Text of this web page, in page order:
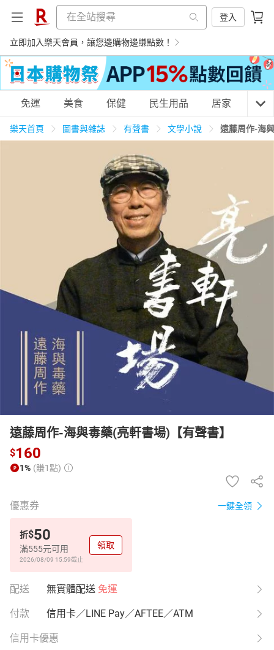
登入
立即加入樂天會員，讓您邊購物邊賺點數！
購物網分類
美食蛋糕 養生保健
3C家電 運動休閒 親子玩具
男裝 化妝保養 情趣用品
電子/紙本書
HOT
免運 美食 保健 民生用品 居家 3C
樂天首頁 圖書與雜誌 有聲書 文學小說 遠藤周作-海
遠藤周作-海與毒藥(亮軒書場)【有聲書】
$160
1% (賺1點)
優惠券 一鍵全領
折$50
滿555元可用
2026/08/09 15:59截止
領取
配送 無實體配送 免運
付款 信用卡／LINE Pay／AFTEE／ATM
信用卡優惠